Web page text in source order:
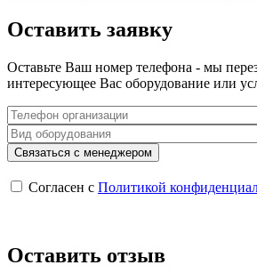
Оставить заявку
Оставьте Ваш номер телефона - мы
интересующее Вас оборудование или
Согласен с Политикой
Оставить отзыв